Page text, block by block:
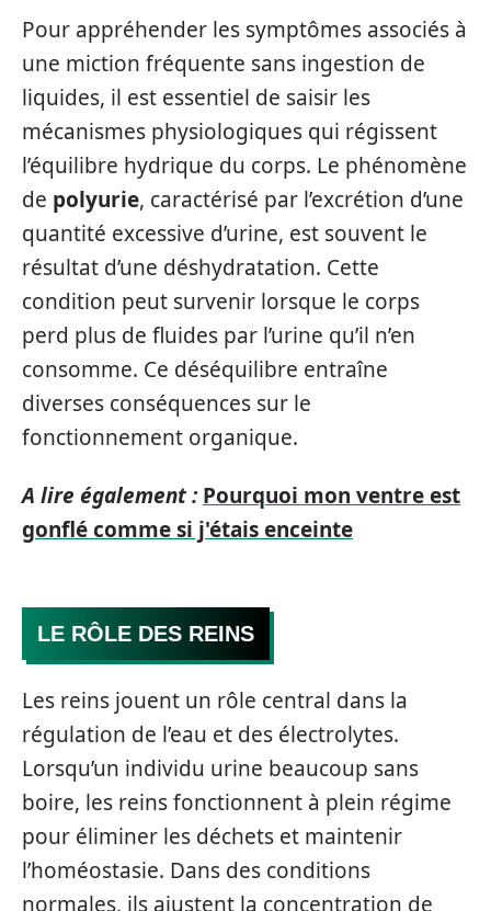
Pour appréhender les symptômes associés à
une miction fréquente sans ingestion de
liquides, il est essentiel de saisir les
mécanismes physiologiques qui régissent
l’équilibre hydrique du corps. Le phénomène
de polyurie, caractérisé par l’excrétion d’une
quantité excessive d’urine, est souvent le
résultat d’une déshydratation. Cette
condition peut survenir lorsque le corps
perd plus de fluides par l’urine qu’il n’en
consomme. Ce déséquilibre entraîne
diverses conséquences sur le
fonctionnement organique.
A lire également : Pourquoi mon ventre est
gonflé comme si j'étais enceinte
LE RÔLE DES REINS
Les reins jouent un rôle central dans la
régulation de l’eau et des électrolytes.
Lorsqu’un individu urine beaucoup sans
boire, les reins fonctionnent à plein régime
pour éliminer les déchets et maintenir
l’homéostasie. Dans des conditions
normales, ils ajustent la concentration de